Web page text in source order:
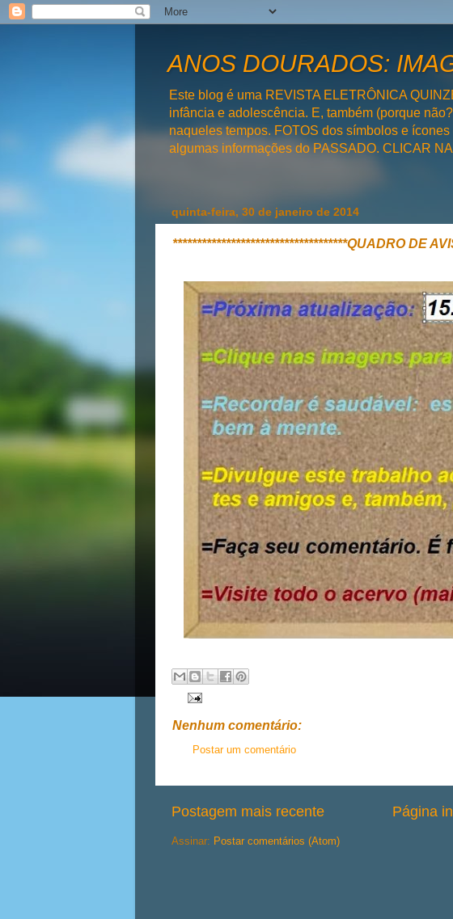
ANOS DOURADOS:
Este blog é uma REVISTA ELETRÔNICA
infância e adolescência. E, também (porque
naqueles tempos. FOTOS dos símbolos e
algumas informações do PASSADO. CLICAR
quinta-feira, 30 de janeiro de 2014
************************************QUADRO DE
Nenhum comentário:
Postar um comentário
Postagem mais recente Página
Assinar: Postar comentários (Atom)